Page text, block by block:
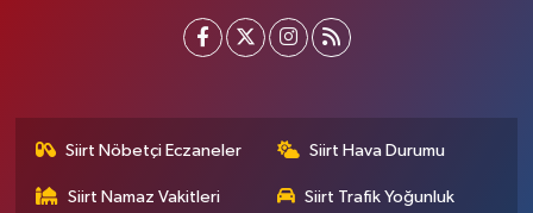
Siirt Nöbetçi Eczaneler Siirt Hava Durumu
Siirt Namaz Vakitleri
Siirt Trafik Yoğunluk